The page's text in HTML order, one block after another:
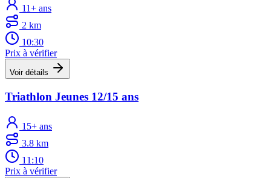
11+ ans
2 km
10:30
Prix à vérifier
Voir détails
Triathlon Jeunes 12/15 ans
15+ ans
3.8 km
11:10
Prix à vérifier